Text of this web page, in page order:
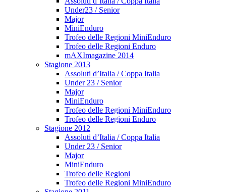
Under23 / Senior
Major
MiniEnduro
Trofeo delle Regioni MiniEnduro
Trofeo delle Regioni Enduro
mAXImagazine 2014
Stagione 2013
Assoluti d’Italia / Coppa Italia
Under 23 / Senior
Major
MiniEnduro
Trofeo delle Regioni MiniEnduro
Trofeo delle Regioni Enduro
Stagione 2012
Assoluti d’Italia / Coppa Italia
Under 23 / Senior
Major
MiniEnduro
Trofeo delle Regioni
Trofeo delle Regioni MiniEnduro